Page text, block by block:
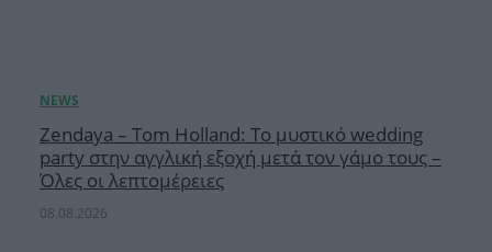
Zendaya – Tom Holland: Το μυστικό wedding
party στην αγγλική εξοχή μετά τον γάμο τους –
Όλες οι λεπτομέρειες
08.08.2026